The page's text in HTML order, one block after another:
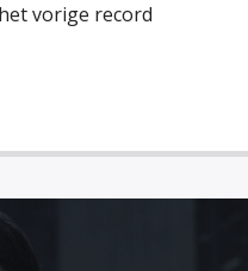
vorige record